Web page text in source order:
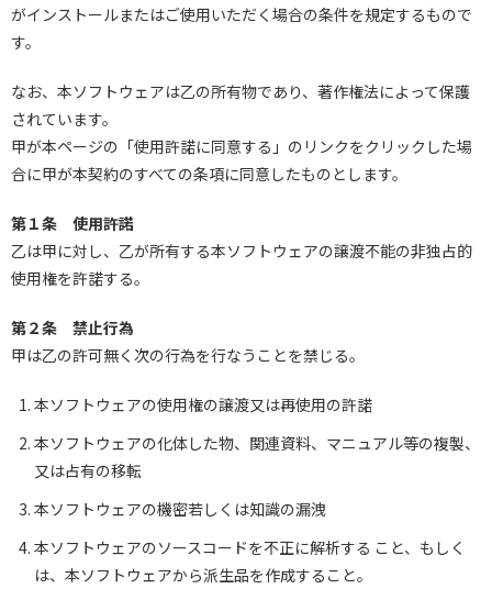
がインストールまたはご使用いただく場合の条件を規定するもので
す。
なお、本ソフトウェアは乙の所有物であり、著作権法によって保護
されています。
甲が本ページの「使用許諾に同意する」のリンクをクリックした場
合に甲が本契約のすべての条項に同意したものとします。
第１条 使用許諾
乙は甲に対し、乙が所有する本ソフトウェアの譲渡不能の非独占的
使用権を許諾する。
第２条 禁止行為
甲は乙の許可無く次の行為を行なうことを禁じる。
本ソフトウェアの使用権の譲渡又は再使用の許諾
本ソフトウェアの化体した物、関連資料、マニュアル等の複製、
又は占有の移転
本ソフトウェアの機密若しくは知識の漏洩
本ソフトウェアのソースコードを不正に解析する こと、もしく
は、本ソフトウェアから派生品を作成すること。